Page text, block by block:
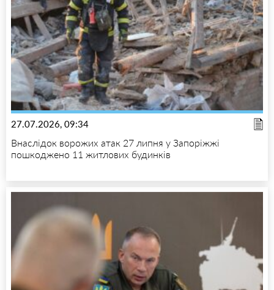
27.07.2026, 09:34
Внаслідок ворожих атак 27 липня у Запоріжжі
пошкоджено 11 житлових будинків